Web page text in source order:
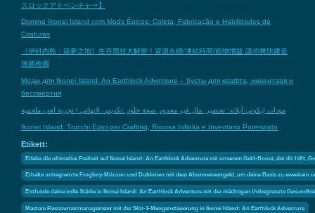
スロックアドベンチャー】
Domine Ikonei Island com Mods Épicos: Coleta, Fabricação e Habilidades de
Criaturas
《伊科內島：築夢之地》生存黑技大解密！資源永續/凍結時間/寵物增益 讓你爽快建造
無痛推圖
Моды для Ikonei Island: An Earthlock Adventure – бусты для крафта, инвентаря и
бессмертия
مودات إيكوني آيلاند: تحضير, مال غير محدود, صحة خلود, تكديس لانهائي | تجربة لعب ملحمية
Ikonei Island: Trucchi Epici per Crafting, Risorsa Infinita e Inventario Potenziato
Etikett:
Erlebe die ultimative Freiheit auf Ikonei Island: An Earthlock Adventure mit unserem Geld-Boost, der dir hilft,
Erhalte unbegrenzte Frogboy-Münzen und Dublonen mit dem Abonnementgeld, um deine Basis zu erweitern
Entfessle deine volle Stärke in Ikonei Island: An Earthlock Adventure mit der mächtigen Unbegrenzte
Mastere Ressourcenmanagement mit der Slot-1-Mengensteuerung in Ikonei Island: An Earthlock Adventure